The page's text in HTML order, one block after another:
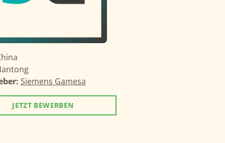
Siemens Gamesa
JETZT BEWERBEN